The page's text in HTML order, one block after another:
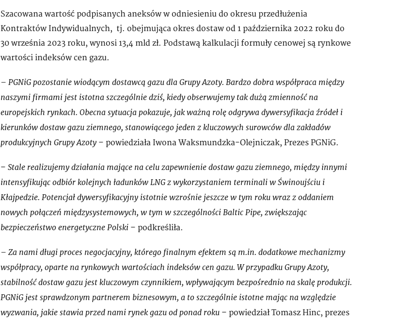
Szacowana wartość podpisanych aneksów w odniesieniu do okresu przedłużenia
Kontraktów Indywidualnych, tj. obejmująca okres dostaw od 1 października 2022 roku do
30 września 2023 roku, wynosi 13,4 mld zł. Podstawą kalkulacji formuły cenowej są rynkowe
wartości indeksów cen gazu.
– PGNiG pozostanie wiodącym dostawcą gazu dla Grupy Azoty. Bardzo dobra współpraca między
naszymi firmami jest istotna szczególnie dziś, kiedy obserwujemy tak dużą zmienność na
europejskich rynkach. Obecna sytuacja pokazuje, jak ważną rolę odgrywa dywersyfikacja źródeł i
kierunków dostaw gazu ziemnego, stanowiącego jeden z kluczowych surowców dla zakładów
produkcyjnych Grupy Azoty – powiedziała Iwona Waksmundzka-Olejniczak, Prezes PGNiG.
– Stale realizujemy działania mające na celu zapewnienie dostaw gazu ziemnego, między innymi
intensyfikując odbiór kolejnych ładunków LNG z wykorzystaniem terminali w Świnoujściu i
Kłajpedzie. Potencjał dywersyfikacyjny istotnie wzrośnie jeszcze w tym roku wraz z oddaniem
nowych połączeń międzysystemowych, w tym w szczególności Baltic Pipe, zwiększając
bezpieczeństwo energetyczne Polski – podkreśliła.
– Za nami długi proces negocjacyjny, którego finalnym efektem są m.in. dodatkowe mechanizmy
współpracy, oparte na rynkowych wartościach indeksów cen gazu. W przypadku Grupy Azoty,
stabilność dostaw gazu jest kluczowym czynnikiem, wpływającym bezpośrednio na skalę produkcji.
PGNiG jest sprawdzonym partnerem biznesowym, a to szczególnie istotne mając na względzie
wyzwania, jakie stawia przed nami rynek gazu od ponad roku – powiedział Tomasz Hinc, prezes